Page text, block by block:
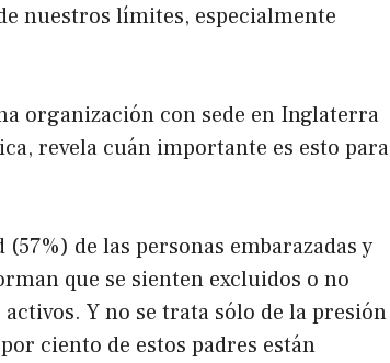
nuestros límites, especialmente
organización con sede en Inglaterra
revela cuán importante es esto para
de las personas embarazadas y
que se sienten excluidos o no
Y no se trata sólo de la presión
ciento de estos padres están